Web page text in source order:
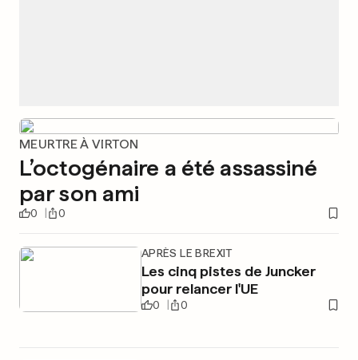
MEURTRE À VIRTON
L’octogénaire a été assassiné
par son ami
0 0
APRÈS LE BREXIT
Les cinq pistes de Juncker
pour relancer l'UE
0 0